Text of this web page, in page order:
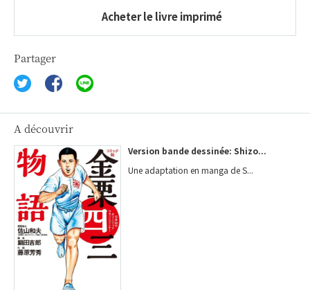
Acheter le livre imprimé
Partager
A découvrir
Version bande dessinée: Shizo...
Une adaptation en manga de S...